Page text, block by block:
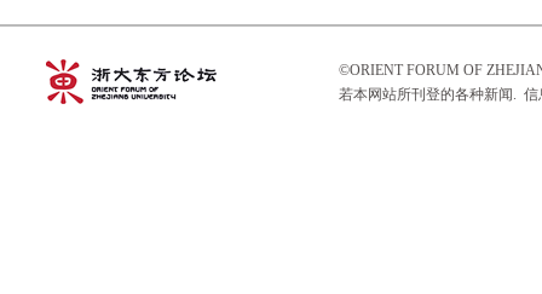
©ORIENT FORUM OF
若本网站所刊登的各种新闻.